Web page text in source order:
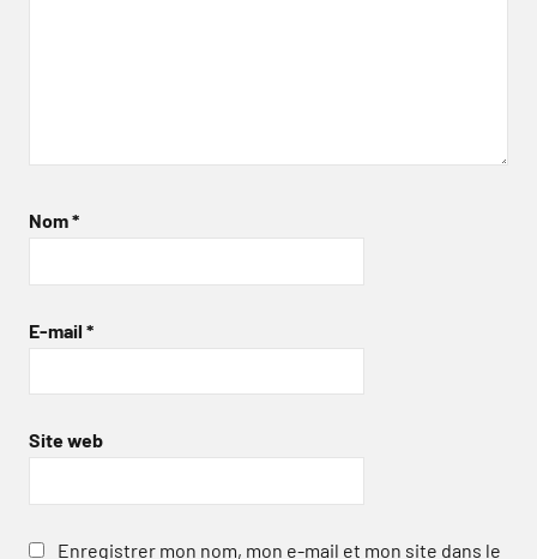
Nom*
E-mail *
Site web
Enregistrer mon nom, mon e-mail et mon site dans le